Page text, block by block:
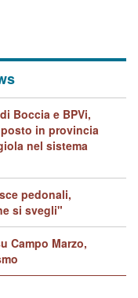
Boccia e BPVi,
in provincia
nel sistema
pedonali,
si svegli"
Campo Marzo,